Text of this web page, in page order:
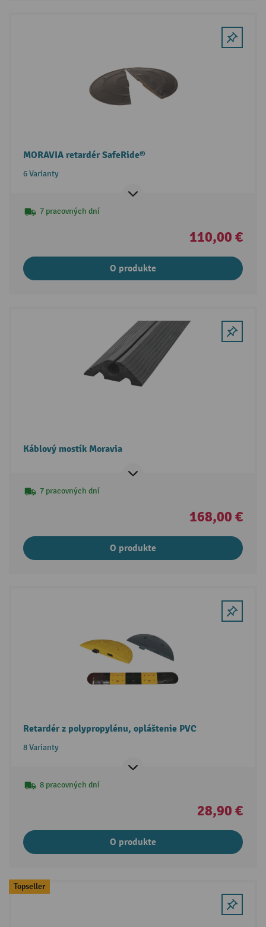
MORAVIA retardér SafeRide®
6 Varianty
7 pracovných dní
110,00 €
O produkte
Káblový mostík Moravia
7 pracovných dní
168,00 €
O produkte
Retardér z polypropylénu, opláštenie PVC
8 Varianty
8 pracovných dní
28,90 €
O produkte
Topseller